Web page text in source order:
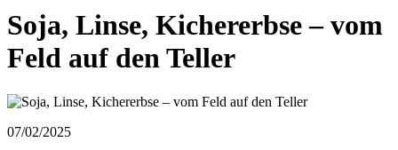
Soja, Linse, Kichererbse – vom
Feld auf den Teller
07/02/2025